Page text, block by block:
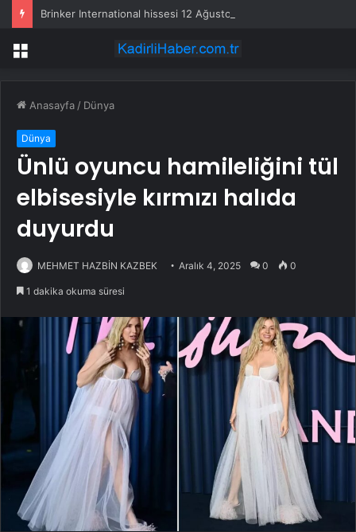
Menü
Anasayfa / Dünya
Dünya
Ünlü oyuncu hamileliğini tül
elbisesiyle kırmızı halıda
duyurdu
MEHMET HAZBİN KAZBEK Aralık 4, 2025 0 0
1 dakika okuma süresi